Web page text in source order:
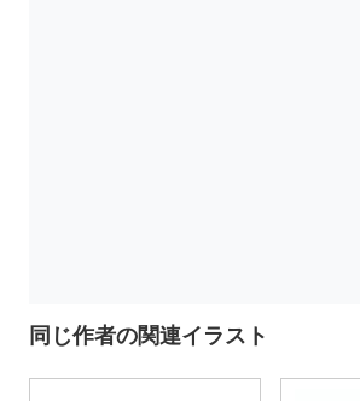
同じ作者の関連イラスト